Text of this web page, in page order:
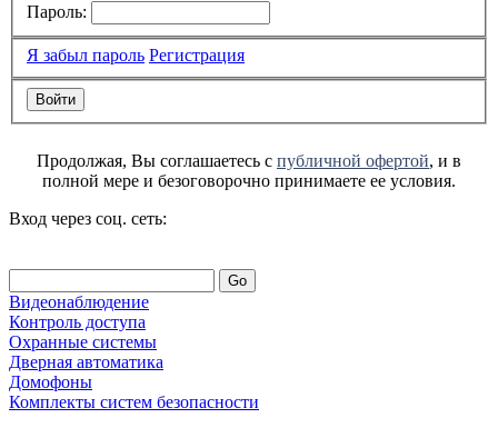
Пароль:
Я забыл пароль Регистрация
Продолжая, Вы соглашаетесь с публичной офертой, и в
полной мере и безоговорочно принимаете ее условия.
Вход через соц. сеть:
Go
Видеонаблюдение
Контроль доступа
Охранные системы
Дверная автоматика
Домофоны
Комплекты систем безопасности